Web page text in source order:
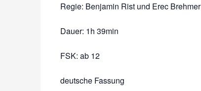
Regie: Benjamin Rist und Erec Brehmer
Dauer: 1h 39min
FSK: ab 12
deutsche Fassung